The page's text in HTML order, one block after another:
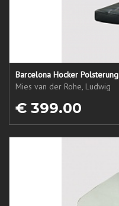
Barcelona Hocker Polsterung
Mies van der Rohe, Ludwig
€ 399.00